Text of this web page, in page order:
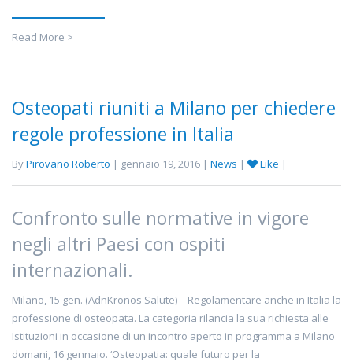
Read More >
Osteopati riuniti a Milano per chiedere
regole professione in Italia
ByPirovano Roberto | gennaio 19, 2016 | News | Like |
Confronto sulle normative in vigore
negli altri Paesi con ospiti
internazionali.
Milano, 15 gen. (AdnKronos Salute) – Regolamentare anche in Italia la
professione di osteopata. La categoria rilancia la sua richiesta alle
Istituzioni in occasione di un incontro aperto in programma a Milano
domani, 16 gennaio. ‘Osteopatia: quale futuro per la